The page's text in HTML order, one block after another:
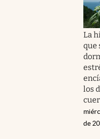
La
que
los
de